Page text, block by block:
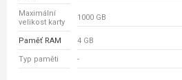
Maximální
velikost karty
1000 GB
Paměť RAM 4 GB
Typ paměti -